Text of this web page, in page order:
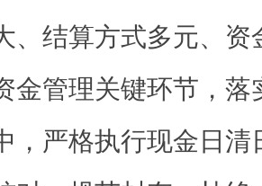
、结算方式多元、资
金管理关键环节，落
，严格执行现金日